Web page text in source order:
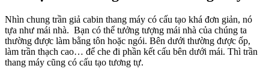
Nhìn chung trần giả cabin thang máy có cấu tạo khá đơn giản, nó
tựa như mái nhà. Bạn có thể tưởng tượng mái nhà của chúng ta
thường được làm bằng tôn hoặc ngói. Bên dưới thường được ốp,
làm trần thạch cao… để che đi phần kết cấu bên dưới mái. Thì trần
thang máy cũng có cấu tạo tương tự.